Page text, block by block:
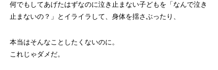
何でもしてあげたはずなのに泣き止まない子どもを「なんで泣き
止まないの？」とイライラして、身体を揺さぶったり、
本当はそんなことしたくないのに。
これじゃダメだ。